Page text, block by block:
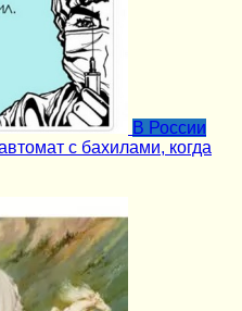
В России
с бахилами, когда